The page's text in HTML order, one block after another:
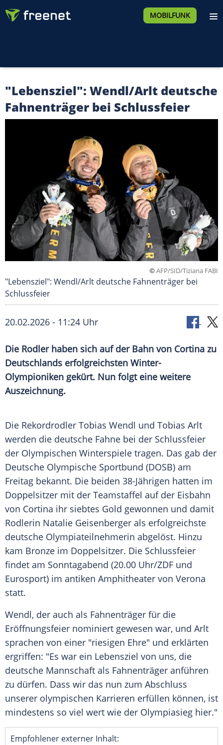
MOBILFUNK
"Lebensziel": Wendl/Arlt deutsche
Fahnenträger bei Schlussfeier
©AFP/SID/Tiziana FABI
"Lebensziel": Wendl/Arlt deutsche Fahnenträger bei
Schlussfeier
20.02.2026 - 11:24 Uhr
Die Rodler haben sich auf der Bahn von Cortina zu
Deutschlands erfolgreichsten Winter-
Olympioniken gekürt. Nun folgt eine weitere
Auszeichnung.
Die Rekordrodler Tobias Wendl und Tobias Arlt
werden die deutsche Fahne bei der Schlussfeier
der Olympischen Winterspiele tragen. Das gab der
Deutsche Olympische Sportbund (DOSB) am
Freitag bekannt. Die beiden 38-Jährigen hatten im
Doppelsitzer mit der Teamstaffel auf der Eisbahn
von Cortina ihr siebtes Gold gewonnen und damit
Rodlerin Natalie Geisenberger als erfolgreichste
deutsche Olympiateilnehmerin abgelöst. Hinzu
kam Bronze im Doppelsitzer. Die Schlussfeier
findet am Sonntagabend (20.00 Uhr/ZDF und
Eurosport) im antiken Amphitheater von Verona
statt.
Wendl, der auch als Fahnenträger für die
Eröffnungsfeier nominiert gewesen war, und Arlt
sprachen von einer "riesigen Ehre" und erklärten
ergriffen: "Es war ein Lebensziel von uns, die
deutsche Mannschaft als Fahnenträger anführen
zu dürfen. Dass wir das nun zum Abschluss
unserer olympischen Karrieren erfüllen können, ist
mindestens so viel wert wie der Olympiasieg hier."
Empfohlener externer Inhalt: